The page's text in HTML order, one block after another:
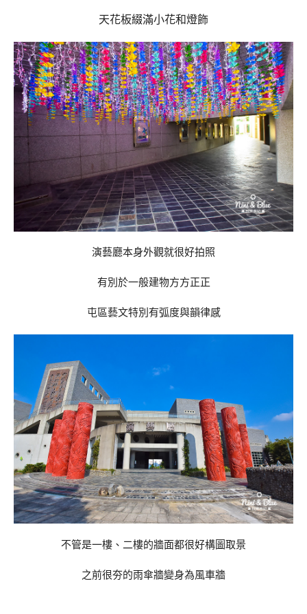
天花板綴滿小花和燈飾
演藝廳本身外觀就很好拍照
有別於一般建物方方正正
屯區藝文特別有弧度與韻律感
不管是一樓、二樓的牆面都很好構圖取景
之前很夯的雨傘牆變身為風車牆